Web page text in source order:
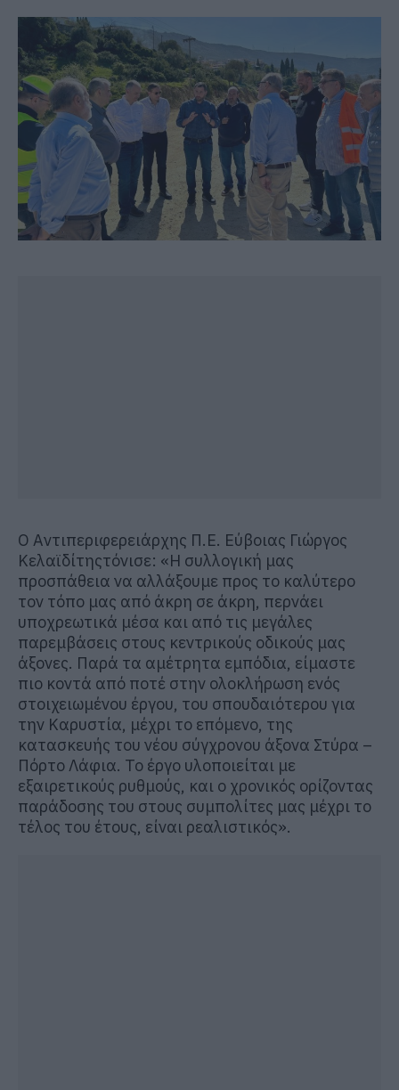
Ο Αντιπεριφερειάρχης Π.Ε. Εύβοιας Γιώργος
Κελαϊδίτηςτόνισε: «Η συλλογική μας
προσπάθεια να αλλάξουμε προς το καλύτερο
τον τόπο μας από άκρη σε άκρη, περνάει
υποχρεωτικά μέσα και από τις μεγάλες
παρεμβάσεις στους κεντρικούς οδικούς μας
άξονες. Παρά τα αμέτρητα εμπόδια, είμαστε
πιο κοντά από ποτέ στην ολοκλήρωση ενός
στοιχειωμένου έργου, του σπουδαιότερου για
την Καρυστία, μέχρι το επόμενο, της
κατασκευής του νέου σύγχρονου άξονα Στύρα –
Πόρτο Λάφια. Το έργο υλοποιείται με
εξαιρετικούς ρυθμούς, και ο χρονικός ορίζοντας
παράδοσης του στους συμπολίτες μας μέχρι το
τέλος του έτους, είναι ρεαλιστικός».